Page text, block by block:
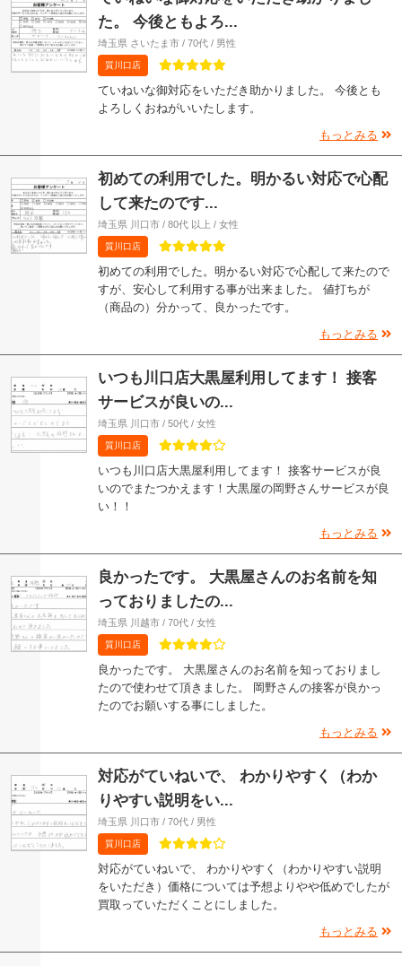
た。 今後ともよろ...
埼玉県 さいたま市 / 70代 / 男性
質川口店
ていねいな御対応をいただき助かりました。 今後とも
よろしくおねがいいたします。
もっとみる
初めての利用でした。明かるい対応で心配
して来たのです...
埼玉県 川口市 / 80代 以上 / 女性
質川口店
初めての利用でした。明かるい対応で心配して来たので
すが、安心して利用する事が出来ました。 値打ちが
（商品の）分かって、良かったです。
もっとみる
いつも川口店大黒屋利用してます！ 接客
サービスが良いの...
埼玉県 川口市 / 50代 / 女性
質川口店
いつも川口店大黒屋利用してます！ 接客サービスが良
いのでまたつかえます！大黒屋の岡野さんサービスが良
い！！
もっとみる
良かったです。 大黒屋さんのお名前を知
っておりましたの...
埼玉県 川越市 / 70代 / 女性
質川口店
良かったです。 大黒屋さんのお名前を知っておりまし
たので使わせて頂きました。 岡野さんの接客が良かっ
たのでお願いする事にしました。
もっとみる
対応がていねいで、 わかりやすく（わか
りやすい説明をい...
埼玉県 川口市 / 70代 / 男性
質川口店
対応がていねいで、 わかりやすく（わかりやすい説明
をいただき）価格については予想よりやや低めでしたが
買取っていただくことにしました。
もっとみる